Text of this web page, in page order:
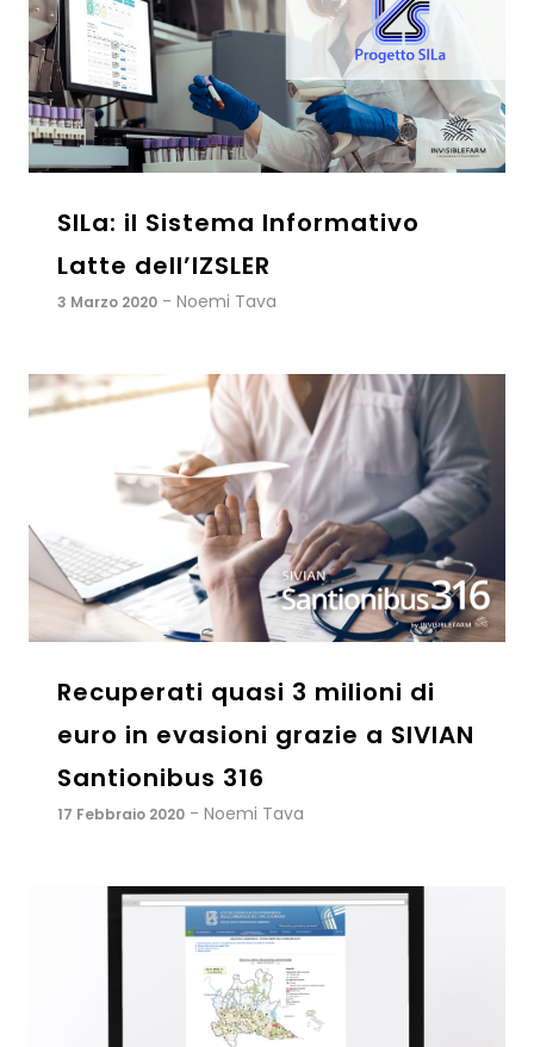
SILa: il Sistema Informativo
Latte dell’IZSLER
3 Marzo 2020 - Noemi Tava
Recuperati quasi 3 milioni di
euro in evasioni grazie a SIVIAN
Santionibus 316
17 Febbraio 2020 - Noemi Tava